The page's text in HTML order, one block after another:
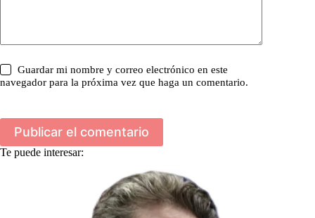
Guardar mi nombre y correo electrónico en este
navegador para la próxima vez que haga un comentario.
Publicar el comentario
Te puede interesar: